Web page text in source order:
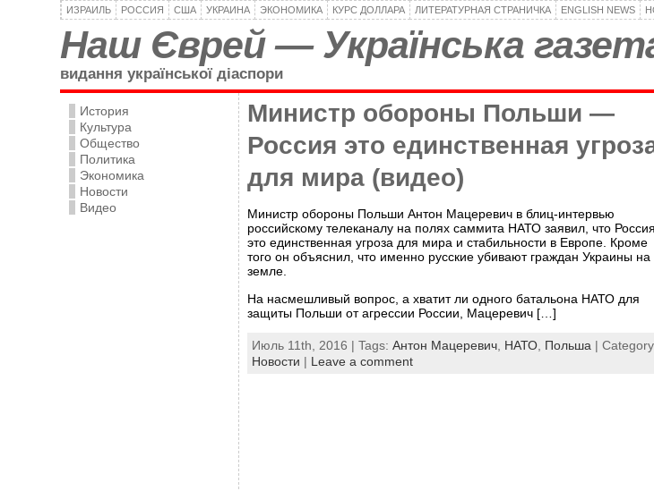
ИЗРАИЛЬ РОССИЯ США УКРАИНА ЭКОНОМИКА КУРС ДОЛЛАРА ЛИТЕРАТУРНАЯ СТРАНИЧКА ENGLISH NEWS
Наш Єврей — Українська
видання української діаспори
История
Культура
Общество
Политика
Экономика
Новости
Видео
Министр обороны Польши —
Россия это единственная
для мира (видео)
Министр обороны Польши Антон Мацеревич в блиц-интервью
российскому телеканалу на полях саммита НАТО заявил, что Россия
это единственная угроза для мира и стабильности в Европе. Кроме
того он объяснил, что именно русские убивают граждан Украины на
земле.
На насмешливый вопрос, а хватит ли одного батальона НАТО для
защиты Польши от агрессии России, Мацеревич […]
Июль 11th, 2016 | Tags: Антон Мацеревич НАТО Польша |
Новости | Leave a comment